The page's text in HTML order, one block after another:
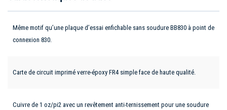
Même motif qu’une plaque d’essai enfichable sans soudure BB830 à point de
connexion 830.
Carte de circuit imprimé verre-époxy FR4 simple face de haute qualité.
Cuivre de 1 oz/pi2 avec un revêtement anti-ternissement pour une soudure